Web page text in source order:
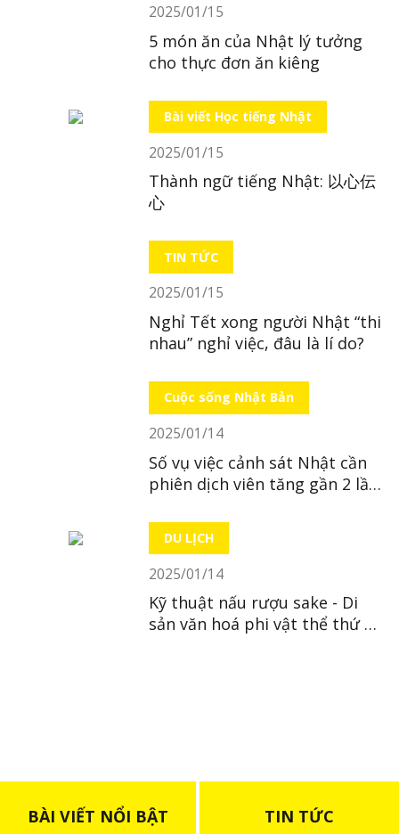
2025/01/15
5 món ăn của Nhật lý tưởng
cho thực đơn ăn kiêng
Bài viết Học tiếng Nhật
2025/01/15
Thành ngữ tiếng Nhật: 以心伝
心
TIN TỨC
2025/01/15
Nghỉ Tết xong người Nhật “thi
nhau” nghỉ việc, đâu là lí do?
Cuộc sống Nhật Bản
2025/01/14
Số vụ việc cảnh sát Nhật cần
phiên dịch viên tăng gần 2 lần
DU LỊCH
2025/01/14
Kỹ thuật nấu rượu sake - Di
sản văn hoá phi vật thể thứ 23
BÀI VIẾT NỔI BẬT TIN TỨC